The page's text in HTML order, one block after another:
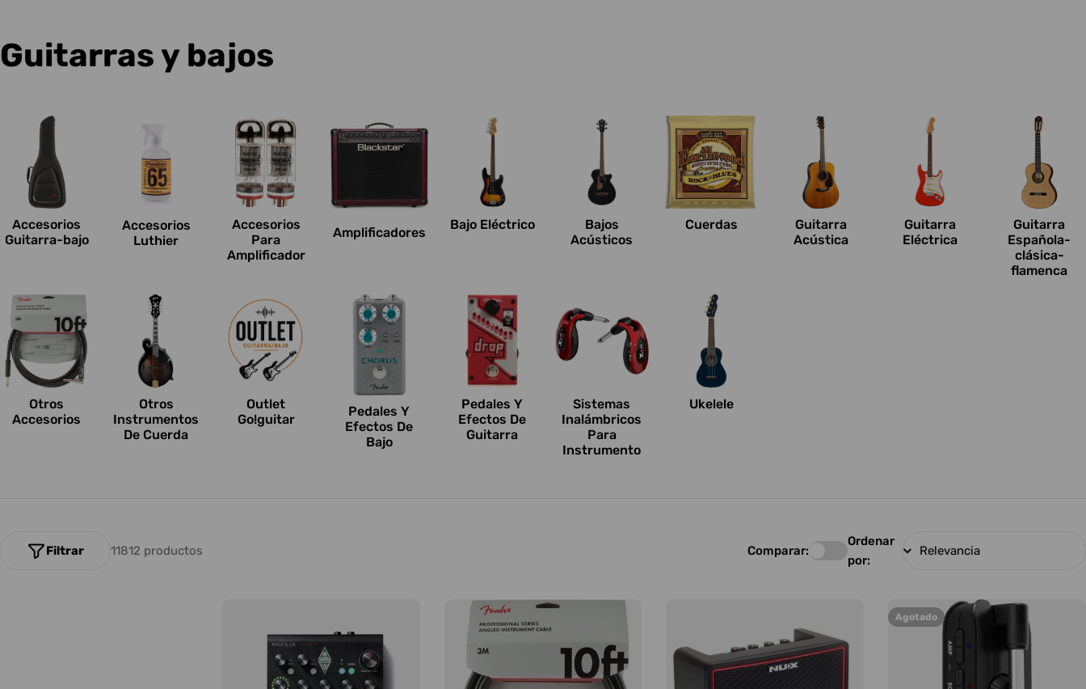
C
c
c
o
n
e
Guitarras y bajos
Accesorios
Guitarra-bajo
Accesorios
Luthier
Accesorios
Para
Amplificador
Amplificadores
Bajo Eléctrico
Bajos
Acústicos
Cuerdas
Guitarra
Acústica
Guitarra
Eléctrica
Guitarra
Española-
clásica-
flamenca
Otros
Accesorios
Otros
Instrumentos
De Cuerda
Outlet
Go!guitar
Pedales Y
Efectos De
Bajo
Pedales Y
Efectos De
Guitarra
Sistemas
Inalámbricos
Para
Instrumento
Ukelele
11812 productos
Filtrar Comparar:
Ordenar
por:
Agotado